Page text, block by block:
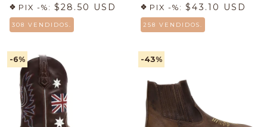
PIX -%: $28.50 USD
308 VENDIDOS.
PIX -%: $43.10 USD
258 VENDIDOS.
-6% -43%